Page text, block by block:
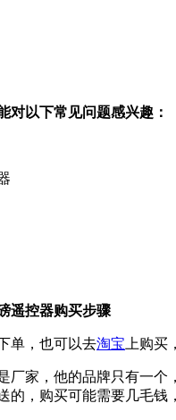
对以下常见问题感兴趣：
遥控器购买步骤
单，也可以去淘宝 上购
家，他的品牌只有一个
，购买可能需要几毛